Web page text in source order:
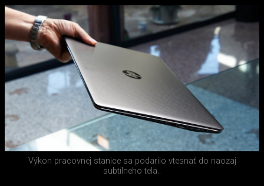
Výkon pracovnej stanice sa podarilo vtesnať do naozaj
subtílneho tela..